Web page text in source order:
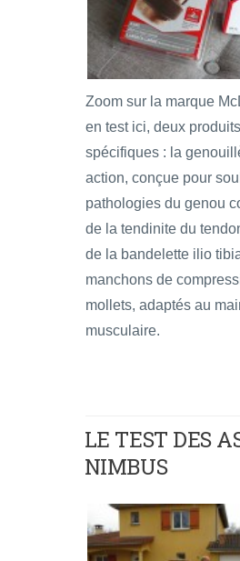
Zoom sur la marque
en test ici, deux
spécifiques : la
action, conçue pour
pathologies du genou
de la tendinite du
de la bandelette ilio
manchons de
mollets, adaptés au
musculaire.
LE TEST DES
NIMBUS